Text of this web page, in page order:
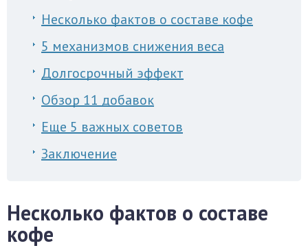
Несколько фактов о составе кофе
5 механизмов снижения веса
Долгосрочный эффект
Обзор 11 добавок
Еще 5 важных советов
Заключение
Несколько фактов о составе
кофе